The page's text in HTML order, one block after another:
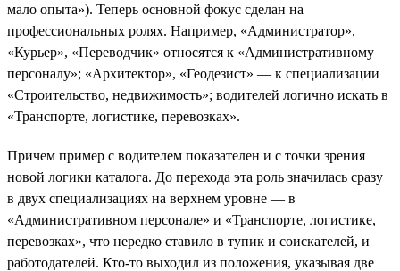
мало опыта»). Теперь основной фокус сделан на
профессиональных ролях. Например, «Администратор»,
«Курьер», «Переводчик» относятся к «Административному
персоналу»; «Архитектор», «Геодезист» — к специализации
«Строительство, недвижимость»; водителей логично искать в
«Транспорте, логистике, перевозках».
Причем пример с водителем показателен и с точки зрения
новой логики каталога. До перехода эта роль значилась сразу
в двух специализациях на верхнем уровне — в
«Административном персонале» и «Транспорте, логистике,
перевозках», что нередко ставило в тупик и соискателей, и
работодателей. Кто-то выходил из положения, указывая две